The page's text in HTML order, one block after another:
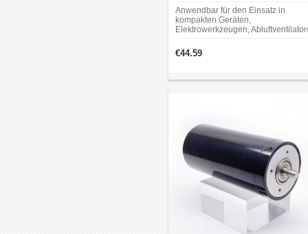
Motorsteuerung
Anwendbar für den Einsatz in
kompakten Geräten,
Elektrowerkzeugen,
Vibrationsmotoren und ähnlichen
Anwendungen.
€44.59